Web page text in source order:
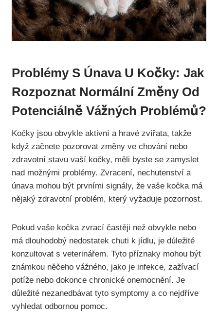
Problémy S Únava U Kočky: Jak
Rozpoznat Normální Změny Od
Potenciálně Vážných Problémů?
Kočky jsou obvykle aktivní a hravé zvířata, takže
když začnete pozorovat změny ve chování nebo
zdravotní stavu vaší kočky, měli byste se zamyslet
nad možnými problémy. Zvracení, nechutenství a
únava mohou být prvními signály, že vaše kočka má
nějaký zdravotní problém, který vyžaduje pozornost.
Pokud vaše kočka zvrací častěji než obvykle nebo
má dlouhodobý nedostatek chuti k jídlu, je důležité
konzultovat s veterinářem. Tyto příznaky mohou být
známkou něčeho vážného, jako je infekce, zažívací
potíže nebo dokonce chronické onemocnění. Je
důležité nezanedbávat tyto symptomy a co nejdříve
vyhledat odbornou pomoc.